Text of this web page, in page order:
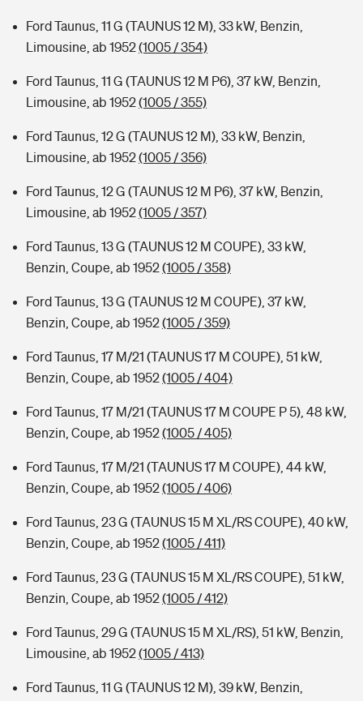
Ford Taunus, 11 G (TAUNUS 12 M), 33 kW, Benzin,
Limousine, ab 1952(1005 / 354)
Ford Taunus, 11 G (TAUNUS 12 M P6), 37 kW, Benzin,
Limousine, ab 1952(1005 / 355)
Ford Taunus, 12 G (TAUNUS 12 M), 33 kW, Benzin,
Limousine, ab 1952(1005 / 356)
Ford Taunus, 12 G (TAUNUS 12 M P6), 37 kW, Benzin,
Limousine, ab 1952(1005 / 357)
Ford Taunus, 13 G (TAUNUS 12 M COUPE), 33 kW,
Benzin, Coupe, ab 1952(1005 / 358)
Ford Taunus, 13 G (TAUNUS 12 M COUPE), 37 kW,
Benzin, Coupe, ab 1952(1005 / 359)
Ford Taunus, 17 M/21 (TAUNUS 17 M COUPE), 51 kW,
Benzin, Coupe, ab 1952(1005 / 404)
Ford Taunus, 17 M/21 (TAUNUS 17 M COUPE P 5), 48 kW,
Benzin, Coupe, ab 1952(1005 / 405)
Ford Taunus, 17 M/21 (TAUNUS 17 M COUPE), 44 kW,
Benzin, Coupe, ab 1952(1005 / 406)
Ford Taunus, 23 G (TAUNUS 15 M XL/RS COUPE), 40 kW,
Benzin, Coupe, ab 1952(1005 / 411)
Ford Taunus, 23 G (TAUNUS 15 M XL/RS COUPE), 51 kW,
Benzin, Coupe, ab 1952(1005 / 412)
Ford Taunus, 29 G (TAUNUS 15 M XL/RS), 51 kW, Benzin,
Limousine, ab 1952(1005 / 413)
Ford Taunus, 11 G (TAUNUS 12 M), 39 kW, Benzin,